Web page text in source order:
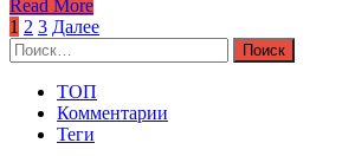
Read More
Навигация
по
записям
1 2 3 Далее
Найти:
ТОП
Комментарии
Теги